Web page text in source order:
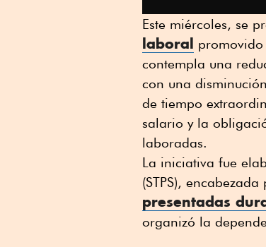
Este miércoles, se
laboral
contempla una
con una
de tiempo
salario y la
laboradas.
La iniciativa fue
(STPS),
presentadas
organizó la